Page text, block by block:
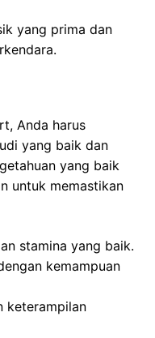
yang prima dan
Anda harus
yang baik dan
yang baik
untuk memastikan
stamina yang baik.
kemampuan
keterampilan